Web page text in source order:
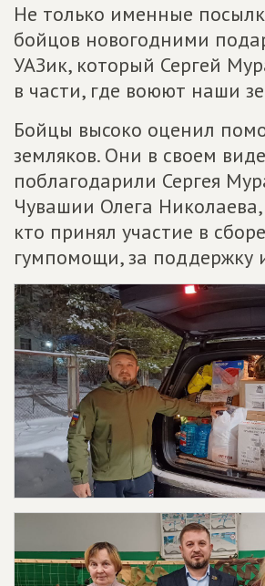
Не только именные
бойцов новогодними
УАЗик, который Сергей
в части, где воюют наши
Бойцы высоко оценил
земляков. Они в своем
поблагодарили Сергея
Чувашии Олега Николаева,
кто принял участие в
гумпомощи, за поддержку